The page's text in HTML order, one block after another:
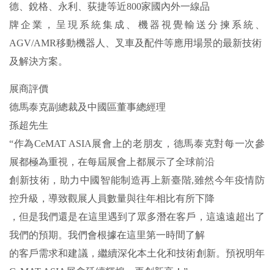
德、銳格、永利、荻捷等近800家國內外一線品
牌企業，呈現系統集成、機器視覺輸送分揀系統、
AGV/AMR移動機器人、叉車及配件等應用場景的最新技術
及解決方案。
展商評價
德馬泰克副總裁及中國區董事總經理
孫超先生
“作為CeMAT ASIA展會上的老朋友，德馬泰克對每一次參
展都極為重視，在每屆展會上都展示了全球前沿
創新技術，助力中國智能制造再上新臺階,雖然今年疫情防
控升級，導致觀展人員數量與往年相比有所下降
，但是我們還是在這里遇到了眾多潛在客戶，這遠遠超出了
我們的預期。我們會根據在這里第一時間了解
的客戶需求和建議，繼續深化本土化和技術創新。預祝明年